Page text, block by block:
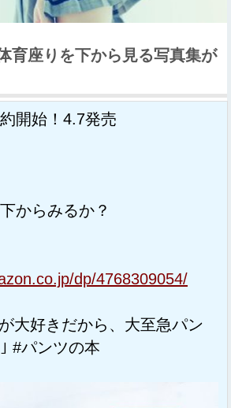
育座りを下から見る写真集が
開始！4.7発売
からみるか？
dp/4768309054/
大好きだから、大至急パン
#パンツの本